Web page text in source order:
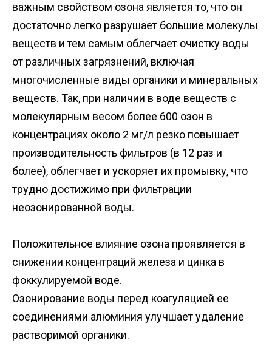
важным свойством озона является то, что он
достаточно легко разрушает большие молекулы
веществ и тем самым облегчает очистку воды
от различных загрязнений, включая
многочисленные виды органики и минеральных
веществ. Так, при наличии в воде веществ с
молекулярным весом более 600 озон в
концентрациях около 2 мг/л резко повышает
производительность фильтров (в 12 раз и
более), облегчает и ускоряет их промывку, что
трудно достижимо при фильтрации
неозонированной воды.
Положительное влияние озона проявляется в
снижении концентраций железа и цинка в
фоккулируемой воде.
Озонирование воды перед коагуляцией ее
соединениями алюминия улучшает удаление
растворимой органики.